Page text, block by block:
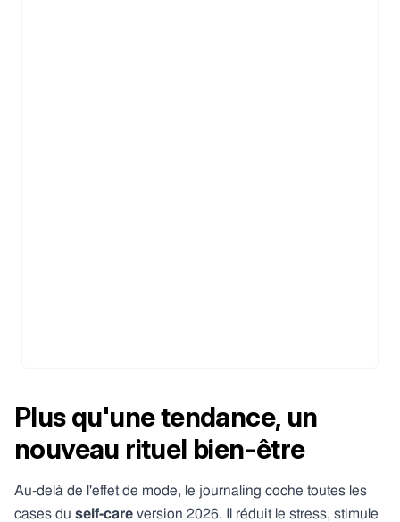
Plus qu'une tendance, un
nouveau rituel bien-être
Au-delà de l'effet de mode, le journaling coche toutes les
cases du self-care version 2026. Il réduit le stress, stimule